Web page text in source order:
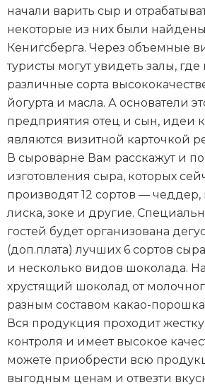
начали варить сыр и
некоторые из них были
Кенигсберга. Через объемные
туристы могут увидеть залы,
различные сорта
йогурта и масла. А основатели
предприятия отец и сын, идеи
являются визитной карточкой
В сыроварне Вам расскажут и
изготовления сыра, которых
производят 12 сортов —
лиска, зоке и другие.
гостей будет организована
(доп.плата) лучших 6 сортов
и несколько видов шоколада.
хрустящий шоколад от
разным составом какао-
Вся продукция проходит
контроля и имеет высокое
можете приобрести всю
выгодным ценам и отвезти